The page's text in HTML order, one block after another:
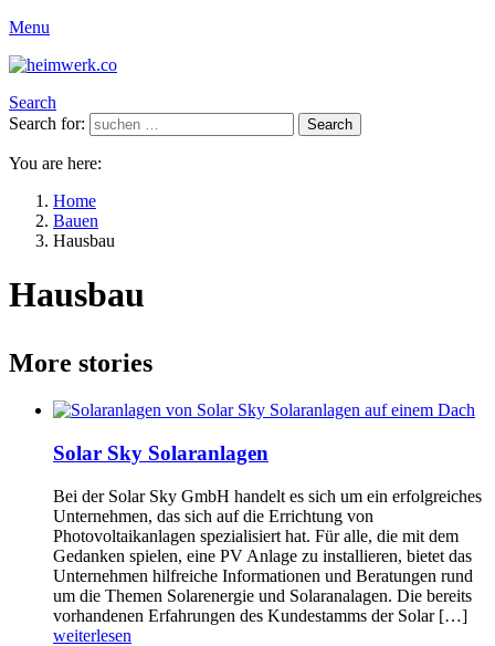
Menu
Search
Search for:
Search
You are here:
Home
Bauen
Hausbau
Hausbau
More stories
Solar Sky Solaranlagen
Bei der Solar Sky GmbH handelt es sich um ein erfolgreiches
Unternehmen, das sich auf die Errichtung von
Photovoltaikanlagen spezialisiert hat. Für alle, die mit dem
Gedanken spielen, eine PV Anlage zu installieren, bietet das
Unternehmen hilfreiche Informationen und Beratungen rund
um die Themen Solarenergie und Solaranalagen. Die bereits
vorhandenen Erfahrungen des Kundestamms der Solar […]
weiterlesen